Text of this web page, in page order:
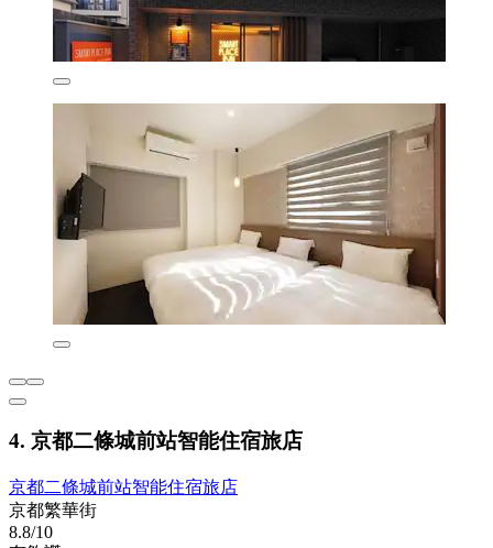
4. 京都二條城前站智能住宿旅店
京都二條城前站智能住宿旅店
京都繁華街
8.8/10